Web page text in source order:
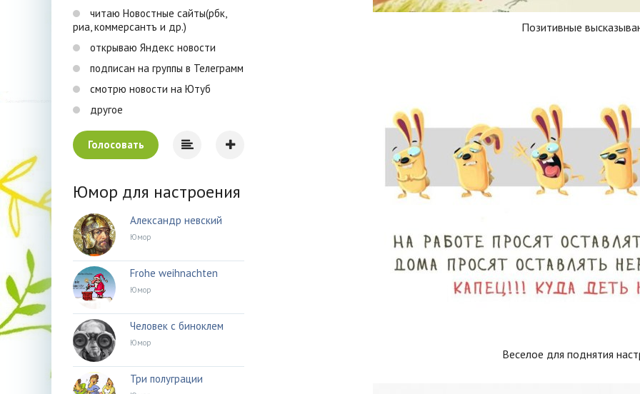
Позитивные
Веселое для поднятия
читаю Новостные сайты(рбк,
риа, коммерсантъ и др.)
открываю Яндекс новости
подписан на группы в Телеграмм
смотрю новости на Ютуб
другое
Голосовать
Юмор для настроения
Александр невский
Юмор
Frohe weihnachten
Юмор
Человек с биноклем
Юмор
Три полуграции